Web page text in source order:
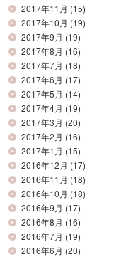
2017年11月 (15)
2017年10月 (19)
2017年9月 (19)
2017年8月 (16)
2017年7月 (18)
2017年6月 (17)
2017年5月 (14)
2017年4月 (19)
2017年3月 (20)
2017年2月 (16)
2017年1月 (15)
2016年12月 (17)
2016年11月 (18)
2016年10月 (18)
2016年9月 (17)
2016年8月 (16)
2016年7月 (19)
2016年6月 (20)